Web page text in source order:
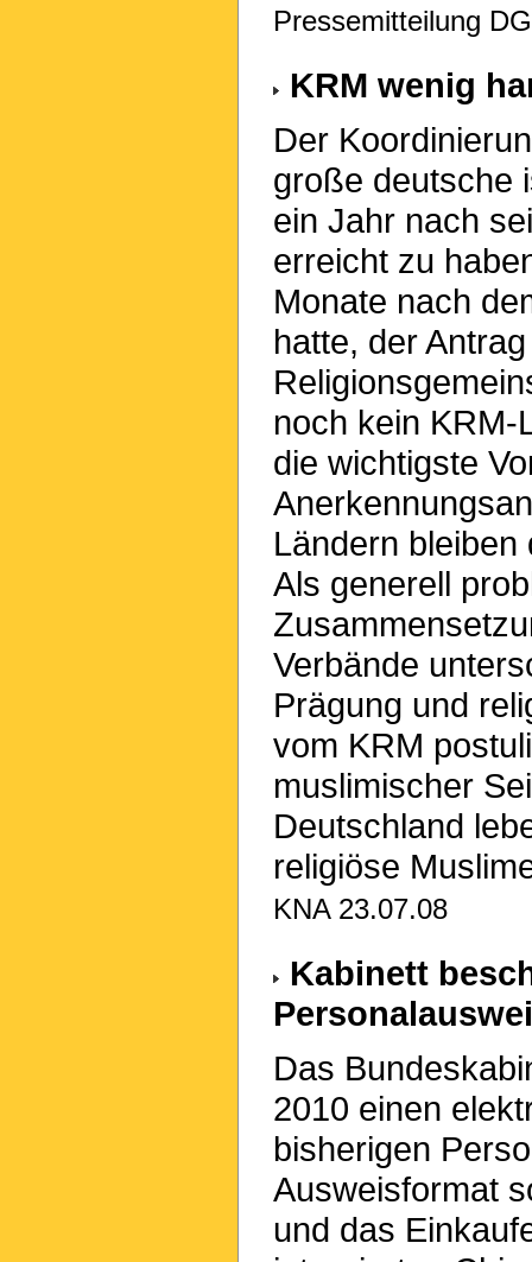
Pressemitteilung
KRM wenig
Der
große deutsche
ein Jahr nach
erreicht zu
Monate nach
hatte, der
noch kein KRM-
die wichtigste
Ländern
Als generell
Verbände
Prägung und
vom KRM
muslimischer
Deutschland
religiöse
KNA 23.07.08
Kabinett
Das
2010 einen
bisherigen
Ausweisformat
und das